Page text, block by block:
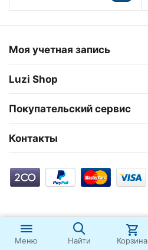
Моя учетная запись
Luzi Shop
Покупательский сервис
Контакты
Меню Найти Корзина